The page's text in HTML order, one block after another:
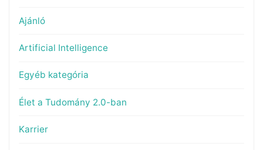
Ajánló
Artificial Intelligence
Egyéb kategória
Élet a Tudomány 2.0-ban
Karrier